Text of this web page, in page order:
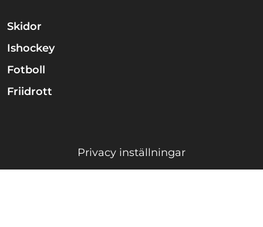
Skidor
Ishockey
Fotboll
Friidrott
Privacy inställningar